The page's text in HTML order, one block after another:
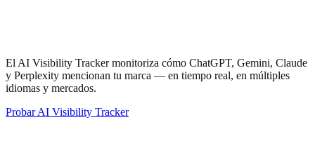
El AI Visibility Tracker monitoriza cómo ChatGPT, Gemini, Claude
y Perplexity mencionan tu marca — en tiempo real, en múltiples
idiomas y mercados.
Probar AI Visibility Tracker